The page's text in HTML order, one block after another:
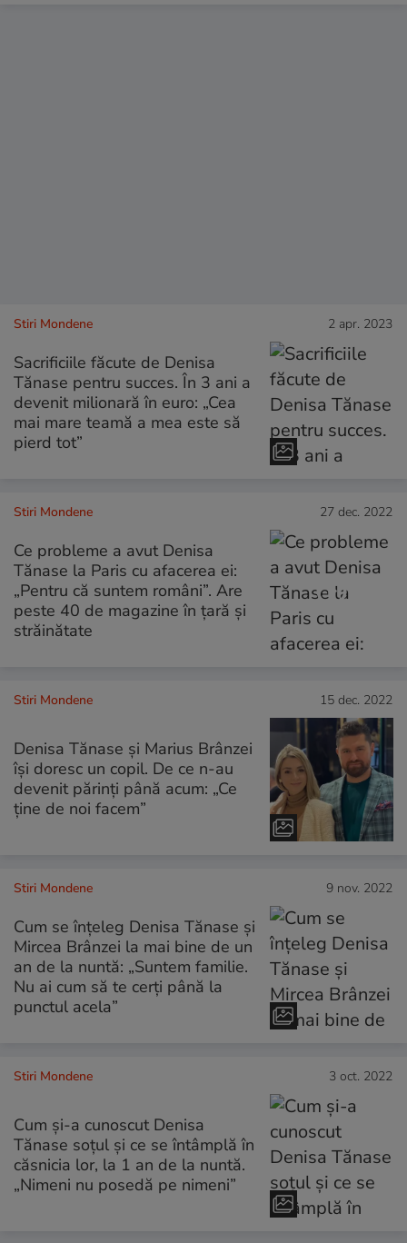
Stiri Mondene 2 apr. 2023
Sacrificiile făcute de Denisa
Tănase pentru succes. În 3 ani a
devenit milionară în euro: „Cea
mai mare teamă a mea este să
pierd tot”
Stiri Mondene 27 dec. 2022
Ce probleme a avut Denisa
Tănase la Paris cu afacerea ei:
„Pentru că suntem români”. Are
peste 40 de magazine în țară și
străinătate
Stiri Mondene 15 dec. 2022
Denisa Tănase și Marius Brânzei
își doresc un copil. De ce n-au
devenit părinți până acum: „Ce
ține de noi facem”
Stiri Mondene 9 nov. 2022
Cum se înțeleg Denisa Tănase și
Mircea Brânzei la mai bine de un
an de la nuntă: „Suntem familie.
Nu ai cum să te cerți până la
punctul acela”
Stiri Mondene 3 oct. 2022
Cum și-a cunoscut Denisa
Tănase soțul și ce se întâmplă în
căsnicia lor, la 1 an de la nuntă.
„Nimeni nu posedă pe nimeni”